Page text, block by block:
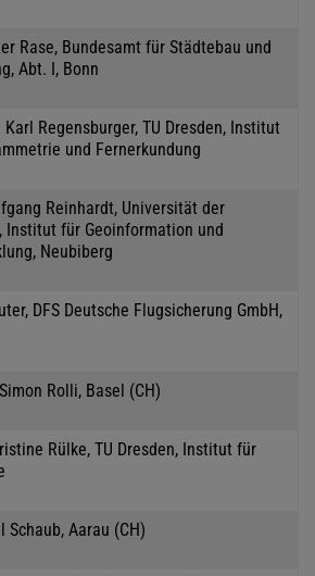
Rase, Bundesamt für Städtebau und
Abt. I, Bonn
Karl Regensburger, TU Dresden, Institut
und Fernerkundung
Reinhardt, Universität der
Institut für Geoinformation und
Neubiberg
DFS Deutsche Flugsicherung GmbH,
Rolli, Basel (CH)
Rülke, TU Dresden, Institut für
Schaub, Aarau (CH)